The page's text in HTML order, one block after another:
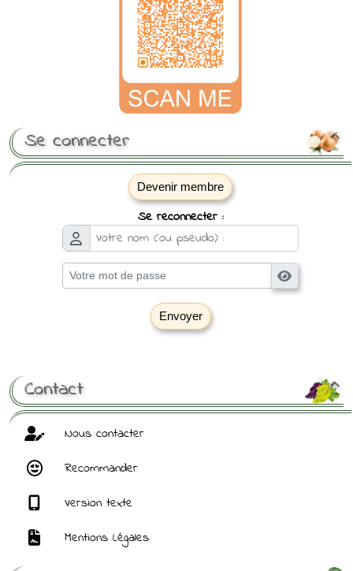

Se connecter
Devenir membre
Se reconnecter :
Envoyer

Contact
Nous contacter
Recommander
Version texte
Mentions Légales